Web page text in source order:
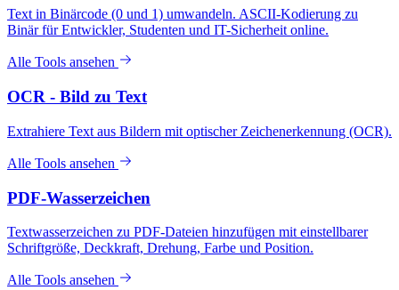
Text in Binärcode (0 und 1) umwandeln. ASCII-Kodierung zu
Binär für Entwickler, Studenten und IT-Sicherheit online.
Alle Tools ansehen
OCR - Bild zu Text
Extrahiere Text aus Bildern mit optischer Zeichenerkennung (OCR).
Alle Tools ansehen
PDF-Wasserzeichen
Textwasserzeichen zu PDF-Dateien hinzufügen mit einstellbarer
Schriftgröße, Deckkraft, Drehung, Farbe und Position.
Alle Tools ansehen